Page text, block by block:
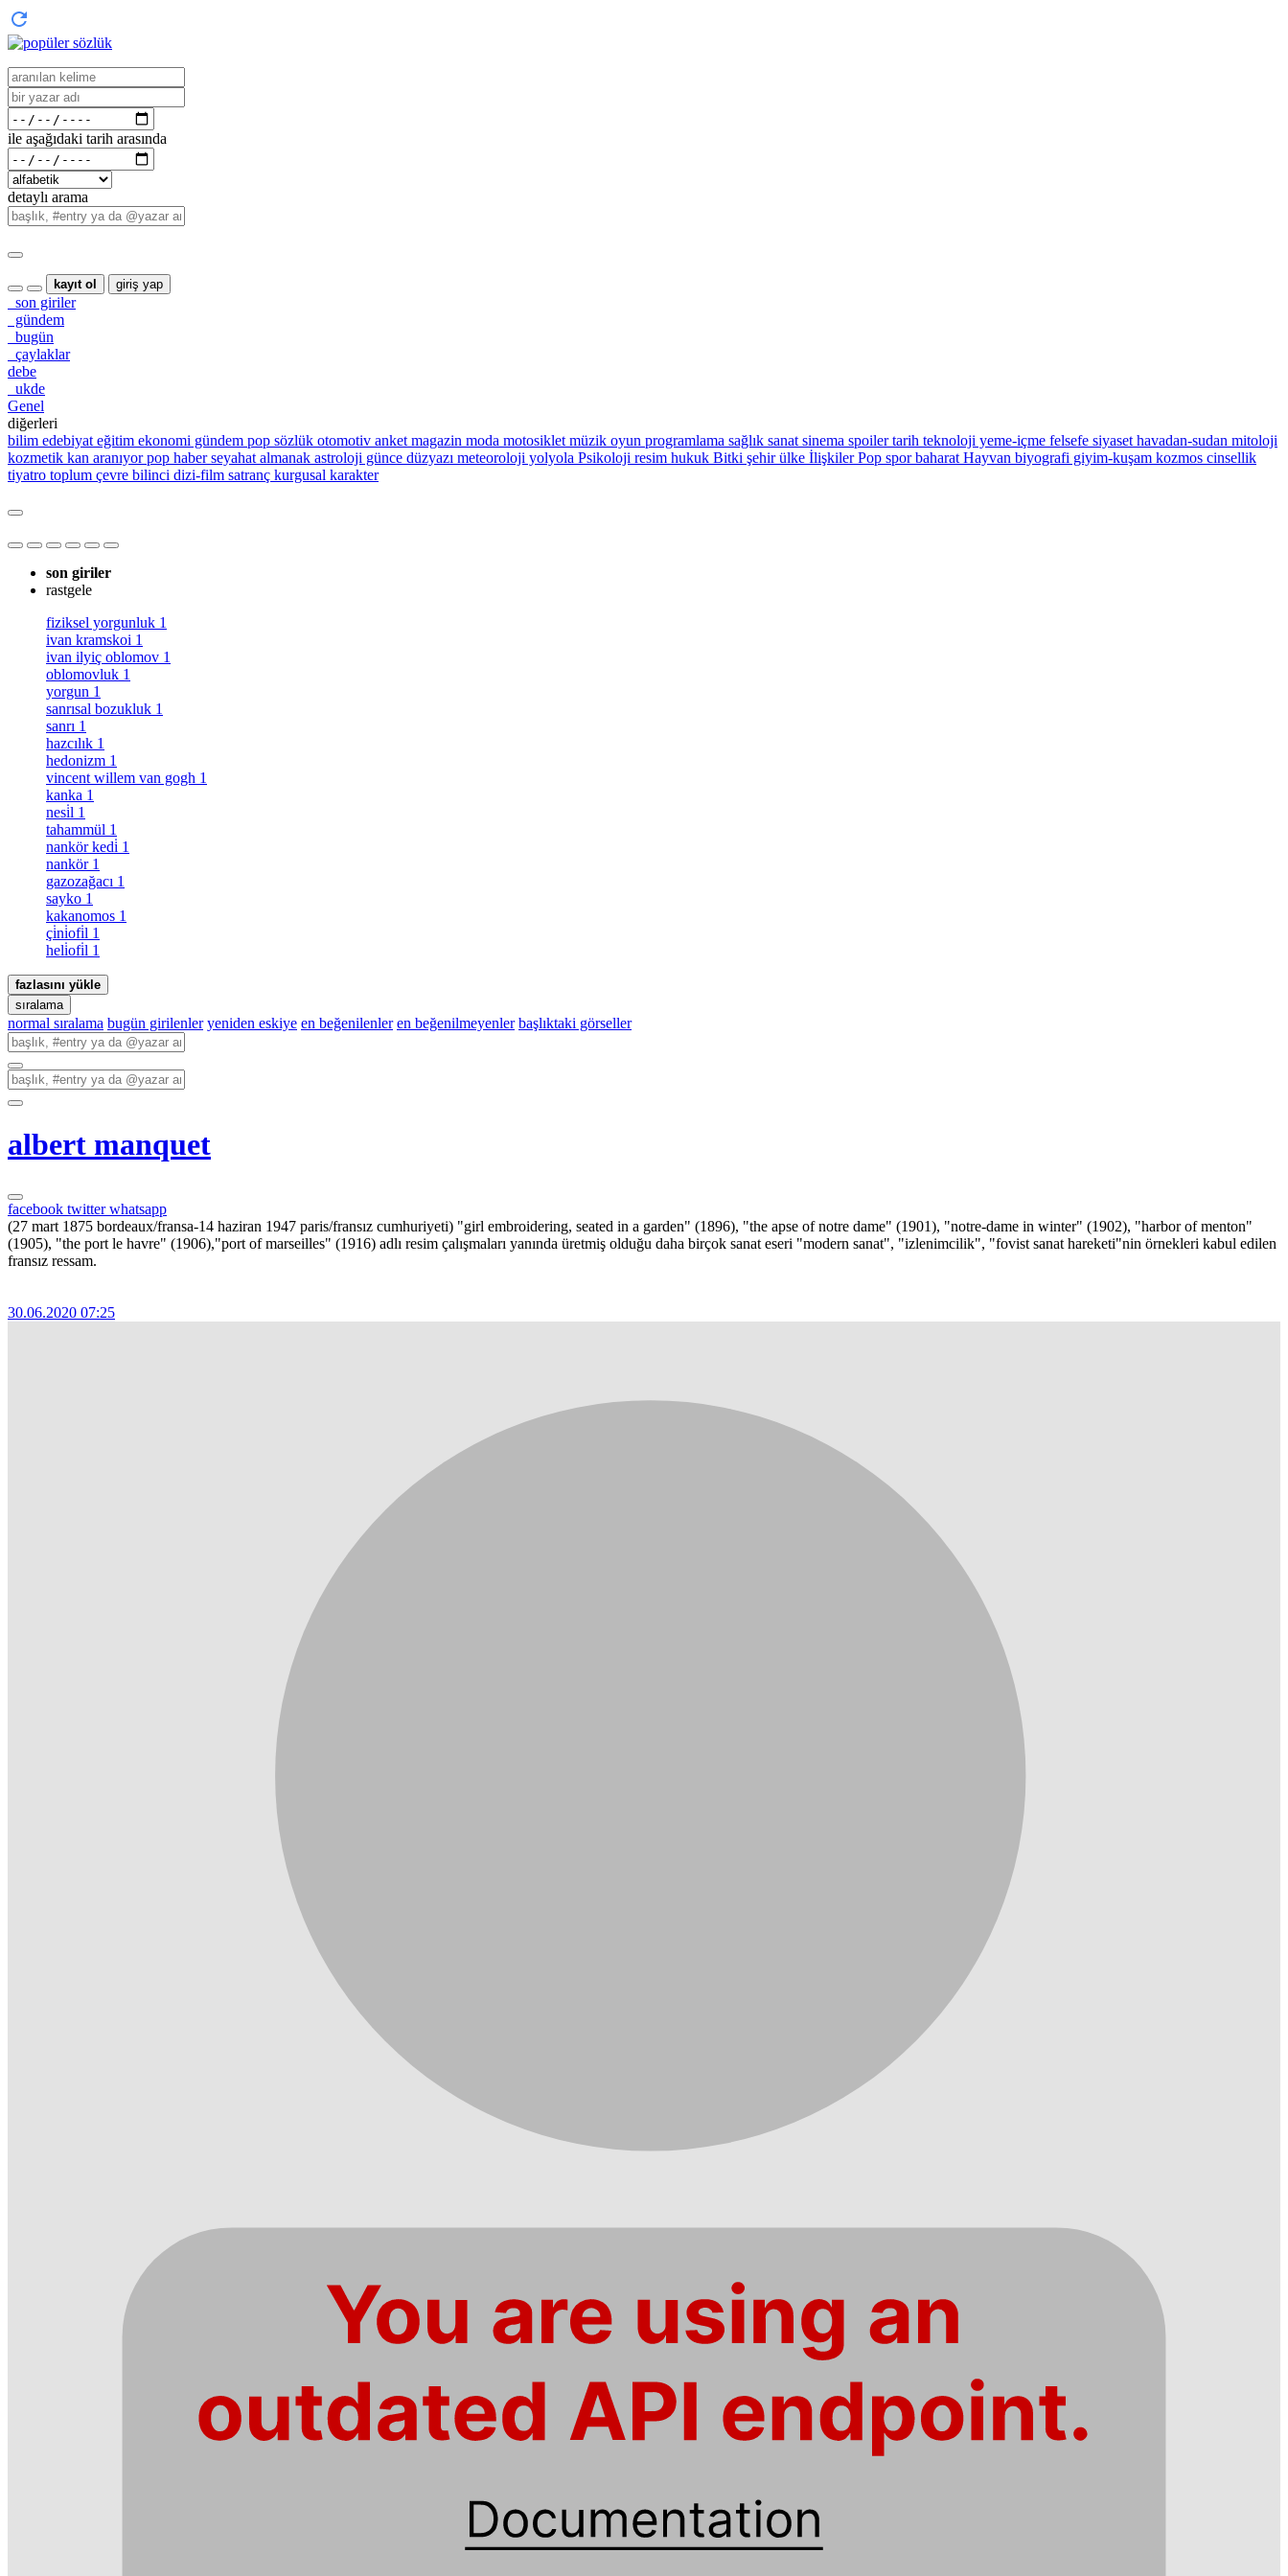
ile aşağıdaki tarih arasında
detaylı arama
kayıt ol giriş yap
son giriler
gündem
bugün
çaylaklar
debe
ukde
Genel
diğerleri
bilim edebiyat eğitim ekonomi gündem pop sözlük otomotiv anket magazin moda motosiklet müzik oyun programlama sağlık sanat sinema spoilertarih teknoloji yeme-içme felsefe siyaset havadan-sudan mitoloji
kozmetik kan aranıyorpop haberseyahat almanak astroloji günce düzyazı meteoroloji yolyola Psikoloji resim hukuk Bitki şehirülke İlişkilerPop sporbaharat Hayvan biyografi giyim-kuşam kozmos cinsellik
tiyatro toplum çevre bilinci dizi-film satranç kurgusal karakter
son giriler
rastgele
fiziksel yorgunluk 1
ivan kramskoi 1
ivan ilyiç oblomov 1
oblomovluk 1
yorgun 1
sanrısal bozukluk 1
sanrı 1
hazcılık 1
hedonizm 1
vincent willem van gogh 1
kanka 1
nesi̇l 1
tahammül 1
nankör kedi̇ 1
nankör 1
gazozağacı 1
sayko 1
kakanomos 1
çi̇ni̇ofi̇l 1
heli̇ofi̇l 1
fazlasını yükle
sıralama
normal sıralama bugün girilenler yeniden eskiye en beğenilenler en beğenilmeyenler başlıktaki görseller
albert manquet
facebook twitterwhatsapp
(27 mart 1875 bordeaux/fransa-14 haziran 1947 paris/fransız cumhuriyeti) "girl embroidering, seated in a garden" (1896), "the apse of notre dame" (1901), "notre-dame in winter" (1902), "harbor of menton"
(1905), "the port le havre" (1906),"port of marseilles" (1916) adlı resim çalışmaları yanında üretmiş olduğu daha birçok sanat eseri "modern sanat", "izlenimcilik", "fovist sanat hareketi"nin örnekleri kabul edilen
fransız ressam.
30.06.2020 07:25